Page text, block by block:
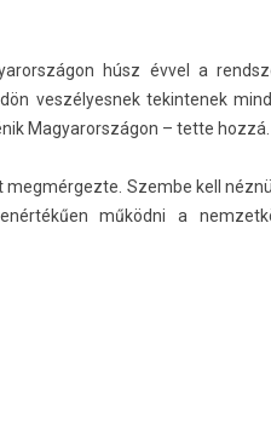
húsz évvel a
ves­zélyes­nek tekin­tenek
Magyarországon – tette hozzá.
meg­mérgez­te. Szem­be kell
működni a